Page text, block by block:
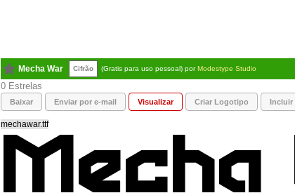
Mecha War Cifrão (Gratis para uso pessoal) porModestype Studio
0
Baixar Enviar por e-mail Visualizar Criar Logotipo Incluir
mechawar.ttf